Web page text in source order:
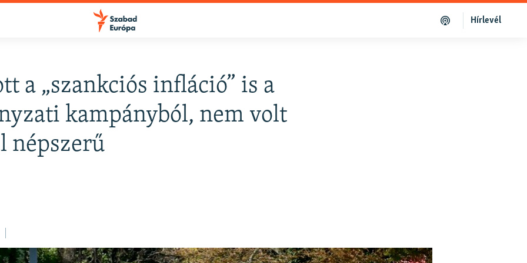
Hírlevél
a „szankciós infláció” is a
kampányból, nem volt
népszerű
FELIRATKOZÁS
Apple Podcasts